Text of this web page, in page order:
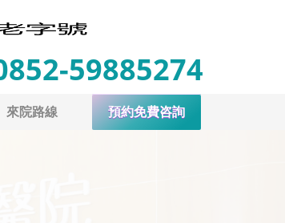
59885274
來院路線 預約免費咨詢